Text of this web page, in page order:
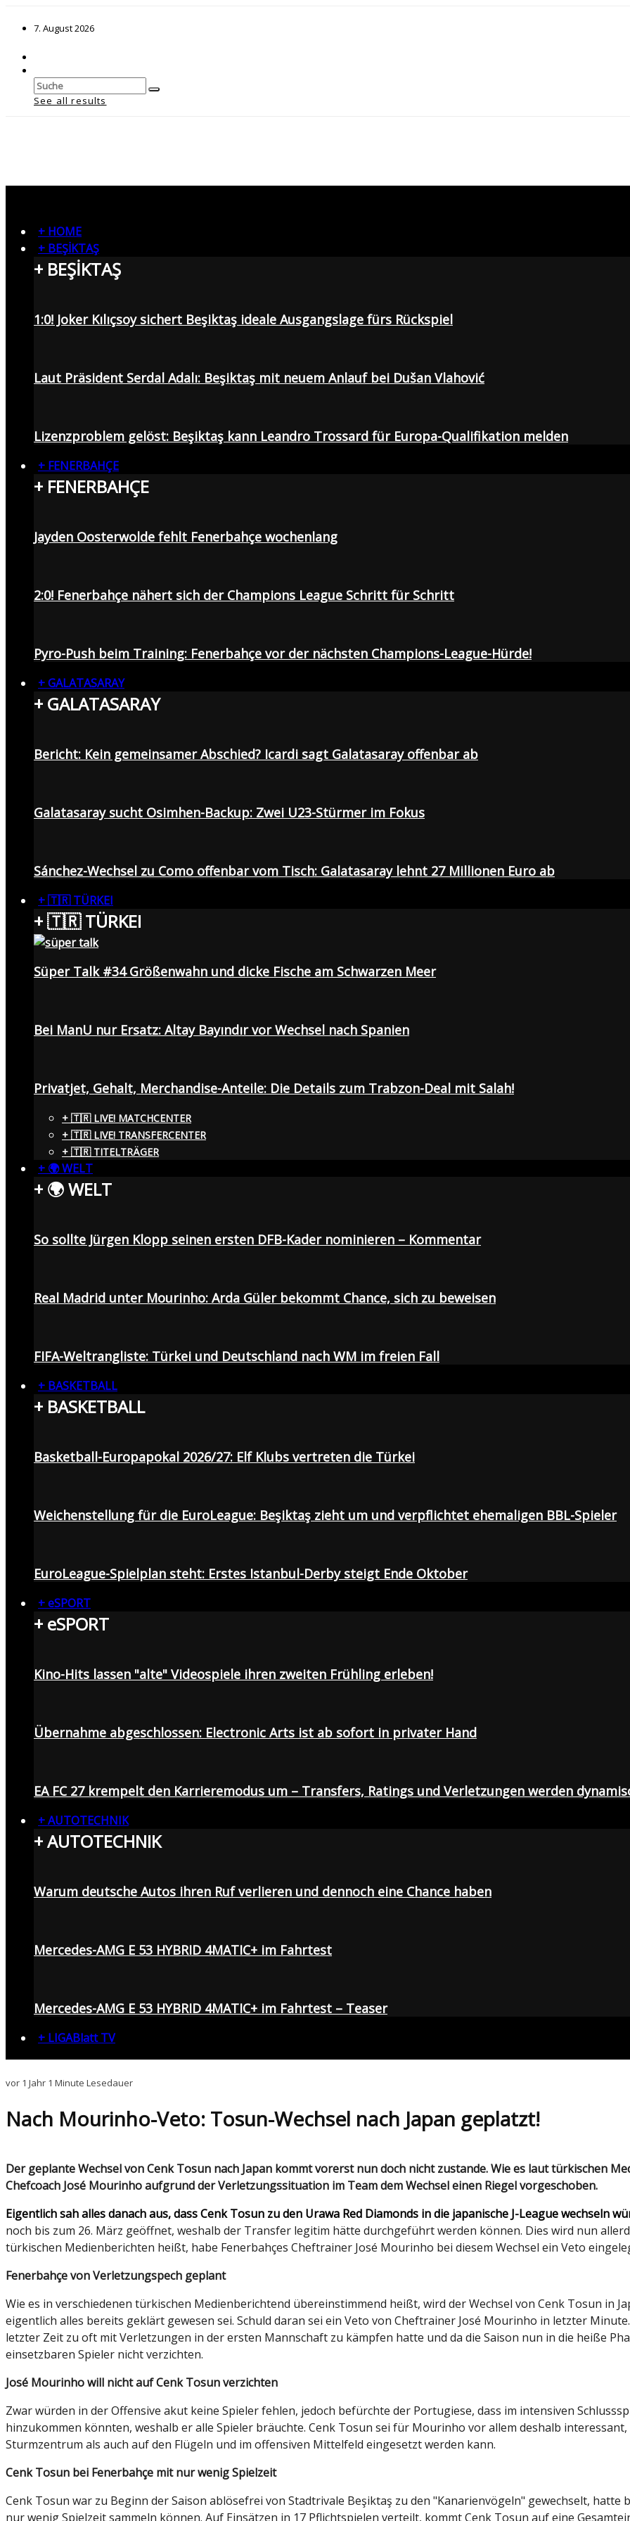
7. August 2026
See all results
+ HOME
+ BEŞİKTAŞ
+ BEŞİKTAŞ
1:0! Joker Kılıçsoy sichert Beşiktaş ideale Ausgangslage fürs Rückspiel
Laut Präsident Serdal Adalı: Beşiktaş mit neuem Anlauf bei Dušan Vlahović
Lizenzproblem gelöst: Beşiktaş kann Leandro Trossard für Europa-Qualifikation melden
+ FENERBAHÇE
+ FENERBAHÇE
Jayden Oosterwolde fehlt Fenerbahçe wochenlang
2:0! Fenerbahçe nähert sich der Champions League Schritt für Schritt
Pyro-Push beim Training: Fenerbahçe vor der nächsten Champions-League-Hürde!
+ GALATASARAY
+ GALATASARAY
Bericht: Kein gemeinsamer Abschied? Icardi sagt Galatasaray offenbar ab
Galatasaray sucht Osimhen-Backup: Zwei U23-Stürmer im Fokus
Sánchez-Wechsel zu Como offenbar vom Tisch: Galatasaray lehnt 27 Millionen Euro ab
+ 🇹🇷 TÜRKEI
+ 🇹🇷 TÜRKEI
Süper Talk #34 Größenwahn und dicke Fische am Schwarzen Meer
Bei ManU nur Ersatz: Altay Bayındır vor Wechsel nach Spanien
Privatjet, Gehalt, Merchandise-Anteile: Die Details zum Trabzon-Deal mit Salah!
+ 🇹🇷 LIVE! MATCHCENTER
+ 🇹🇷 LIVE! TRANSFERCENTER
+ 🇹🇷 TITELTRÄGER
+ 🌍 WELT
+ 🌍 WELT
So sollte Jürgen Klopp seinen ersten DFB-Kader nominieren – Kommentar
Real Madrid unter Mourinho: Arda Güler bekommt Chance, sich zu beweisen
FIFA-Weltrangliste: Türkei und Deutschland nach WM im freien Fall
+ BASKETBALL
+ BASKETBALL
Basketball-Europapokal 2026/27: Elf Klubs vertreten die Türkei
Weichenstellung für die EuroLeague: Beşiktaş zieht um und verpflichtet ehemaligen BBL-Spieler
EuroLeague-Spielplan steht: Erstes Istanbul-Derby steigt Ende Oktober
+ eSPORT
+ eSPORT
Kino-Hits lassen "alte" Videospiele ihren zweiten Frühling erleben!
Übernahme abgeschlossen: Electronic Arts ist ab sofort in privater Hand
EA FC 27 krempelt den Karrieremodus um – Transfers, Ratings und Verletzungen werden
+ AUTOTECHNIK
+ AUTOTECHNIK
Warum deutsche Autos ihren Ruf verlieren und dennoch eine Chance haben
Mercedes-AMG E 53 HYBRID 4MATIC+ im Fahrtest
Mercedes-AMG E 53 HYBRID 4MATIC+ im Fahrtest – Teaser
+ LIGABlatt TV
vor 1 Jahr 1 Minute Lesedauer
Nach Mourinho-Veto: Tosun-Wechsel nach Japan geplatzt!
Der geplante Wechsel von Cenk Tosun nach Japan kommt vorerst nun doch nicht zustande. Wie es laut türkischen Medienberichten heißt, habe der Fenerbahçe-
Chefcoach José Mourinho aufgrund der Verletzungssituation im Team dem Wechsel einen Riegel vorgeschoben.
Eigentlich sah alles danach aus, dass Cenk Tosun zu den Urawa Red Diamonds in die japanische J-League wechseln
noch bis zum 26. März geöffnet, weshalb der Transfer legitim hätte durchgeführt werden können. Dies wird nun
türkischen Medienberichten heißt, habe Fenerbahçes Cheftrainer José Mourinho bei diesem Wechsel ein Veto
Fenerbahçe von Verletzungspech geplant
Wie es in verschiedenen türkischen Medienberichtend übereinstimmend heißt, wird der Wechsel von Cenk Tosun in
eigentlich alles bereits geklärt gewesen sei. Schuld daran sei ein Veto von Cheftrainer José Mourinho in letzter
letzter Zeit zu oft mit Verletzungen in der ersten Mannschaft zu kämpfen hatte und da die Saison nun in die heiße
einsetzbaren Spieler nicht verzichten.
José Mourinho will nicht auf Cenk Tosun verzichten
Zwar würden in der Offensive akut keine Spieler fehlen, jedoch befürchte der Portugiese, dass im intensiven
hinzukommen könnten, weshalb er alle Spieler bräuchte. Cenk Tosun sei für Mourinho vor allem deshalb
Sturmzentrum als auch auf den Flügeln und im offensiven Mittelfeld eingesetzt werden kann.
Cenk Tosun bei Fenerbahçe mit nur wenig Spielzeit
Cenk Tosun war zu Beginn der Saison ablösefrei von Stadtrivale Beşiktaş zu den "Kanarienvögeln" gewechselt,
nur wenig Spielzeit sammeln können. Auf Einsätzen in 17 Pflichtspielen verteilt, kommt Cenk Tosun auf eine